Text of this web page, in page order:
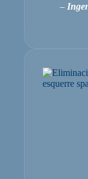
–